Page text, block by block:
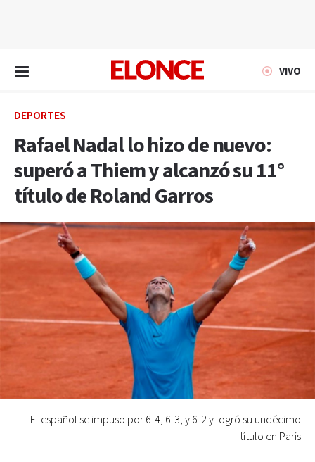
VIVO
DEPORTES
Rafael Nadal lo hizo de nuevo:
superó a Thiem y alcanzó su 11°
título de Roland Garros
El español se impuso por 6-4, 6-3, y 6-2 y logró su undécimo
título en París